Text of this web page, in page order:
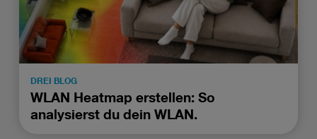
DREI BLOG
WLAN Heatmap erstellen: So
analysierst du dein WLAN.